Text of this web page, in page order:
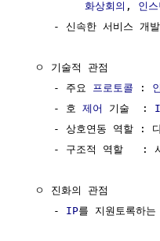
화상회의 , 인
- 신속한 서비스 개
  ㅇ 기술적 관점
     - 주요
프로토콜 :
     - 호
제어 기술  :
- 상호연동 역할 :
- 구조적 역할   :
  ㅇ 진화의 관점
     -
IP를 지원토록하는